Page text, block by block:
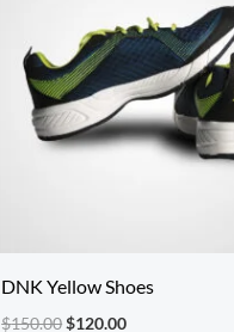
DNK Yellow Shoes
$150.00
$150.00
で
し
た。
$120.00
は
$120.00
す。